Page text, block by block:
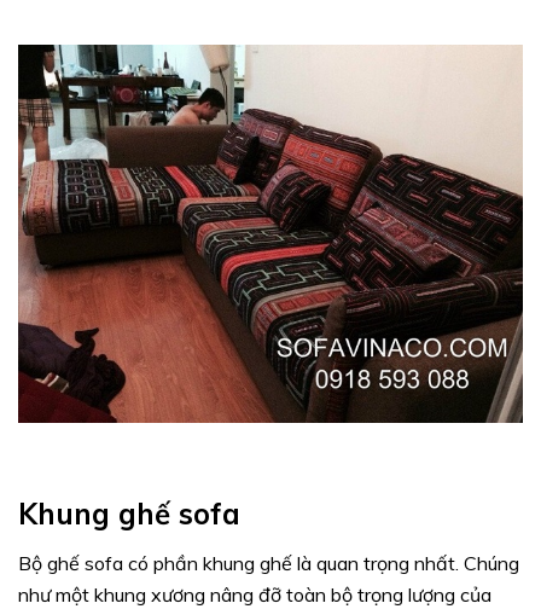
Khung ghế sofa
Bộ ghế sofa có phần khung ghế là quan trọng nhất. Chúng
như một khung xương nâng đỡ toàn bộ trọng lượng của